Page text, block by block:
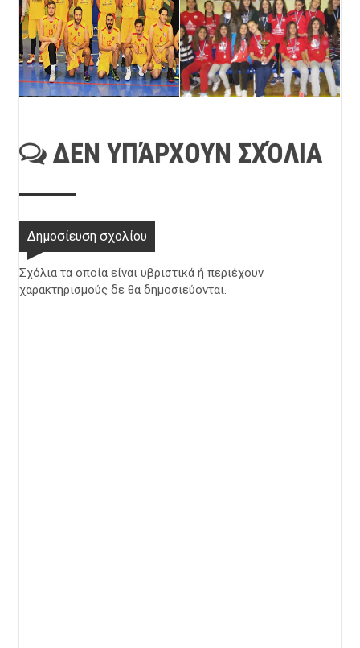
ΔΕΝ ΥΠΆΡΧΟΥΝ ΣΧΌΛΙΑ
Δημοσίευση σχολίου
Σχόλια τα οποία είναι υβριστικά ή περιέχουν
χαρακτηρισμούς δε θα δημοσιεύονται.